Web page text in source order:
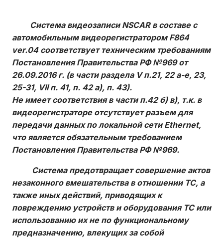
Система видеозаписи NSCAR в составе с
автомобильным видеорегистратором F864
ver.04 соответствует техническим требованиям
Постановления Правительства РФ №969 от
26.09.2016 г. (в части раздела V п.21, 22 а-е, 23,
25-31, VII п. 41, п. 42 а), п. 43).
Не имеет соответствия в части п.42 б) в), т.к. в
видеорегистраторе отсутствует разъем для
передачи данных по локальной сети Ethernet,
что является обязательным требованием
Постановления Правительства РФ №969.
Система предотвращает совершение актов
незаконного вмешательства в отношении ТС, а
также иных действий, приводящих к
повреждению устройств и оборудования ТС или
использованию их не по функциональному
предназначению, влекущих за собой